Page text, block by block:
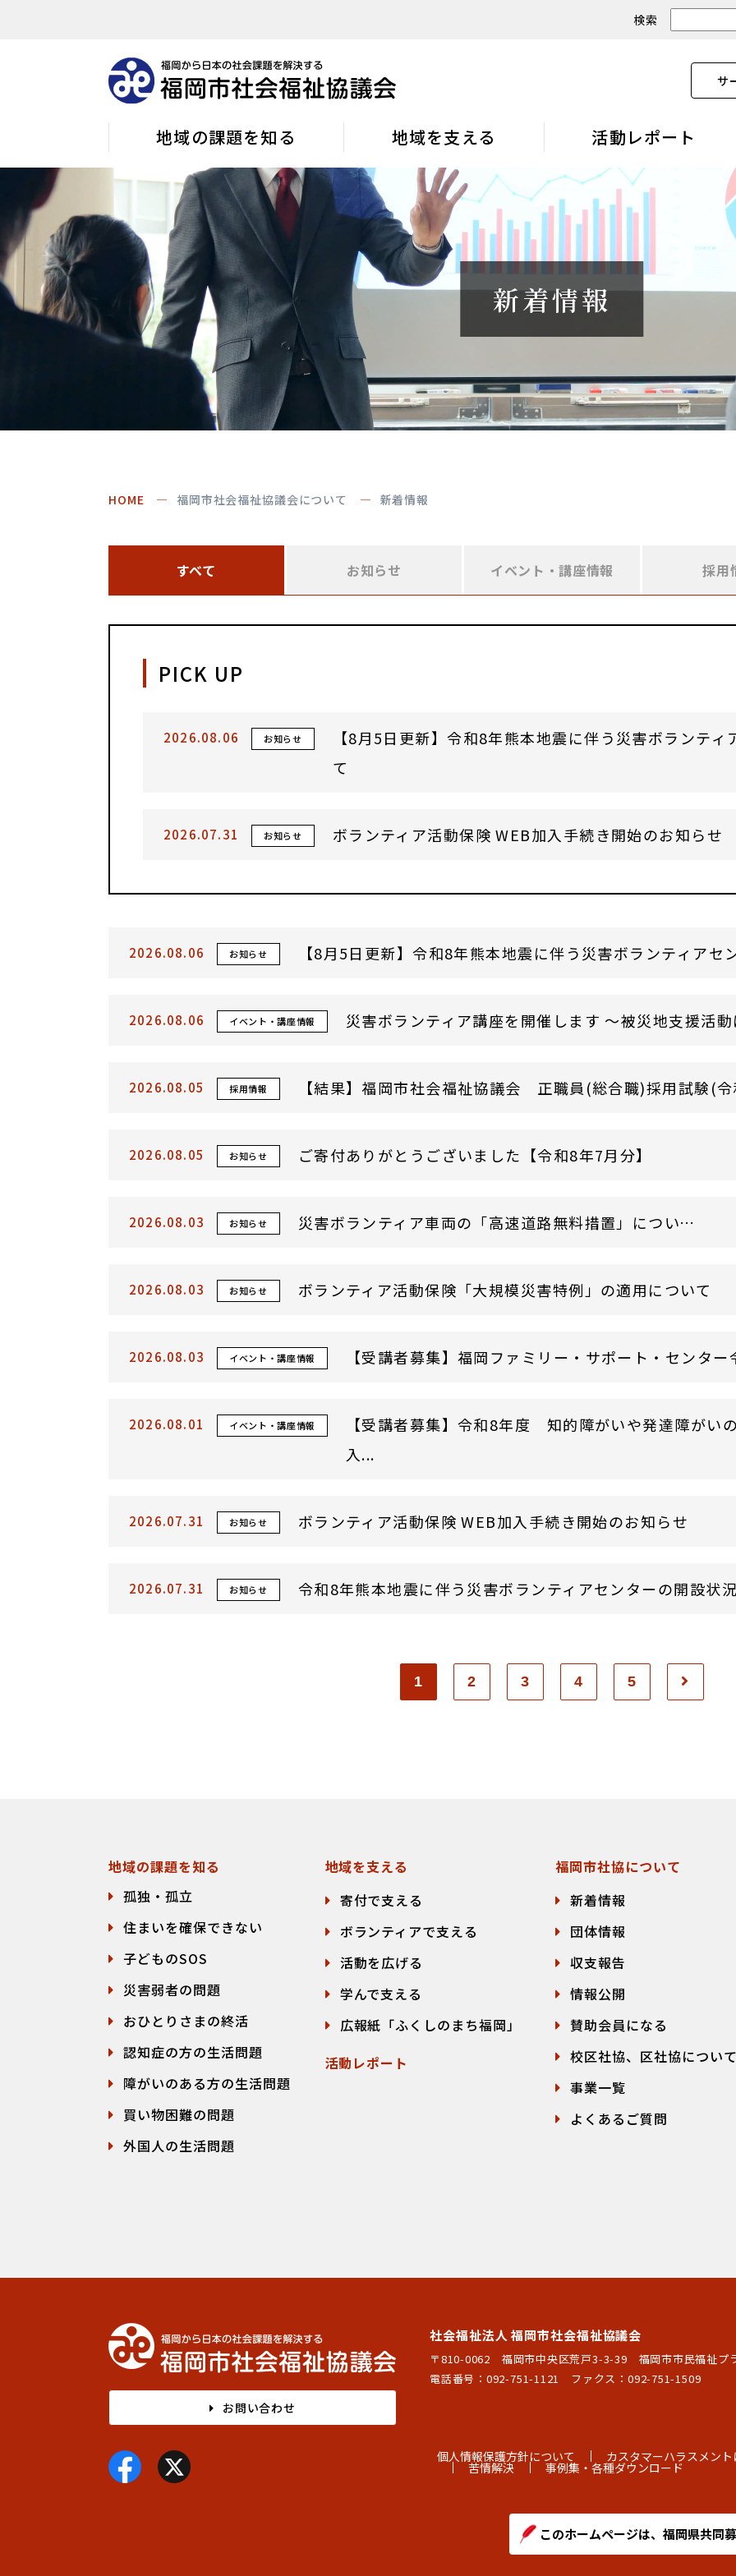
検索
サ
地域の課題を知る 地域を支える 活動レポート
新着情報
HOME 福岡市社会福祉協議会について 新着情報
すべて お知らせ イベント・講座情報 採用
PICK UP
2026.08.06 お知らせ
【8月5日更新】令和8年熊本地震に伴う災害ボランテ
て
2026.07.31 お知らせ ボランティア活動保険 WEB加入手続き開始のお知らせ
2026.08.06 お知らせ 【8月5日更新】令和8年熊本地震に伴う災害ボランティアセ
2026.08.06 イベント・講座情報 災害ボランティア講座を開催します ～被災地支援活
2026.08.05 採用情報 【結果】福岡市社会福祉協議会 正職員(総合職)採用試験(
2026.08.05 お知らせ ご寄付ありがとうございました【令和8年7月分】
2026.08.03 お知らせ 災害ボランティア車両の「高速道路無料措置」について
2026.08.03 お知らせ ボランティア活動保険「大規模災害特例」の適用について
2026.08.03 イベント・講座情報 【受講者募集】福岡ファミリー・サポート・センタ
2026.08.01 イベント・講座情報
【受講者募集】令和8年度 知的障がいや発達障がい
入...
2026.07.31 お知らせ ボランティア活動保険 WEB加入手続き開始のお知らせ
2026.07.31 お知らせ 令和8年熊本地震に伴う災害ボランティアセンターの開設状
1 2 3 4 5
地域の課題を知る
孤独・孤立
住まいを確保できない
子どものSOS
災害弱者の問題
おひとりさまの終活
認知症の方の生活問題
障がいのある方の生活問題
買い物困難の問題
外国人の生活問題
地域を支える
寄付で支える
ボランティアで支える
活動を広げる
学んで支える
広報紙「ふくしのまち福岡」
活動レポート
福岡市社協について
新着情報
団体情報
収支報告
情報公開
賛助会員になる
校区社協、区社協について
事業一覧
よくあるご質問
お問い合わせ
社会福祉法人 福岡市社会福祉協議会
〒810-0062 福岡市中央区荒戸3-3-39 福岡市市民福祉プ
電話番号： 092-751-1121 ファクス：092-751-1509
個人情報保護方針について カスタマーハラスメン
苦情解決 事例集・各種ダウンロード
このホームページは、福岡県共同